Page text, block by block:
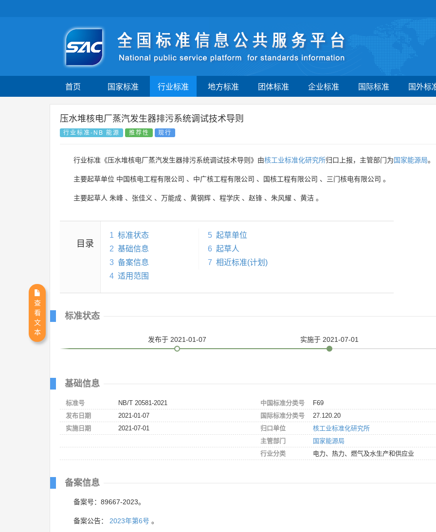
首页 国家标准 行业标准 地方标准 团体标准 企业标准 国际标准 国外标
压水堆核电厂蒸汽发生器排污系统调试技术导则
行业标准-NB 能源 推荐性 现行
行业标准《压水堆核电厂蒸汽发生器排污系统调试技术导则》由核工业标准化研究所归口上报，主管部门为国家能源局。
主要起草单位 中国核电工程有限公司 、 中广核工程有限公司 、 国核工程有限公司 、 三门核电有限公司 。
主要起草人 朱峰 、 张佳义 、 万能成 、 黄钢辉 、 程学庆 、 赵锋 、 朱风耀 、 黄洁 。
目录
1 标准状态
2 基础信息
3 备案信息
4 适用范围
5 起草单位
6 起草人
7 相近标准(计划)
标准状态
发布于 2021-01-07 实施于 2021-07-01
基础信息
标准号
NB/T 20581-2021
发布日期
2021-01-07
实施日期
2021-07-01
中国标准分类号
F69
国际标准分类号
27.120.20
归口单位
核工业标准化研究所
主管部门
国家能源局
行业分类
电力、热力、燃气及水生产和供应业
备案信息
备案号：89667-2023。
备案公告： 2023年第6号 。
查
看
文
本